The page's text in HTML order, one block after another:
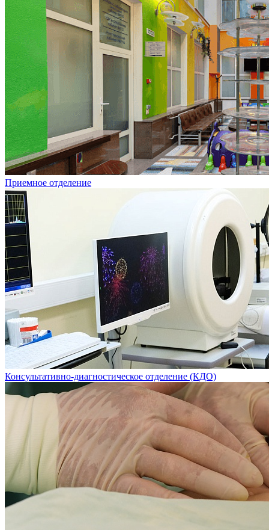
Приемное отделение
Консультативно-диагностическое отделение (КДО)